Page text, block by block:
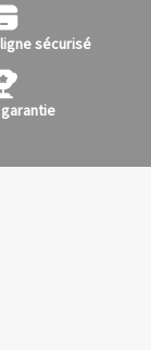
sécurisé